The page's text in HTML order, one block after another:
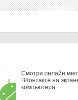
Смотри онлайн
ВКонтакте на
компьютера.